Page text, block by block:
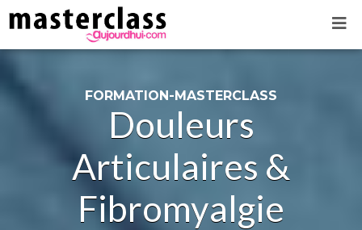
FORMATION-MASTERCLASS
Douleurs
Articulaires &
Fibromyalgie